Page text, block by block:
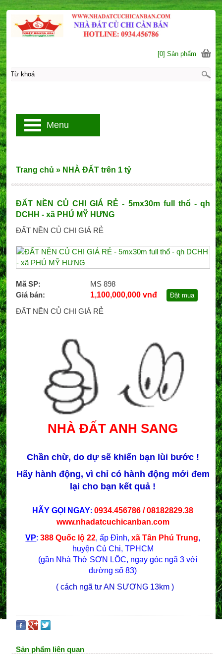
ĐẤT NỀN CỦ CHI GIÁ RẺ - 5mx30m full thổ - qh
DCHH - xã PHÚ MỸ HƯNG
ĐẤT NỀN CỦ CHI GIÁ RẺ
Mã SP:
MS 898
Giá bán:
1,100,000,000 vnđ Đặt mua
ĐẤT NỀN CỦ CHI GIÁ RẺ
NHÀ ĐẤT ANH SANG
Chần chừ, do dự sẽ khiến bạn lùi bước !
Hãy hành động, vì chỉ có hành động mới đem
lại cho bạn kết quả !
HÃY GỌI NGAY: 0934.456786 / 08182829.38
www.nhadatcuchicanban.com
VP:388 Quốc lộ 22, ấp Đình,xã Tân Phú Trung,
huyện Củ Chi, TPHCM
(gần Nhà Thờ SƠN LỘC, ngay góc ngã 3 với
đường số 83)
( cách ngã tư AN SƯƠNG 13km )
Sản phẩm liên quan
Trang chủ » NHÀ ĐẤT trên 1 tỷ
[0] Sản phẩm
Menu